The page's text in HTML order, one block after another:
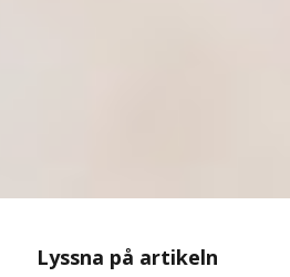
LyssnaLyssna på artikeln